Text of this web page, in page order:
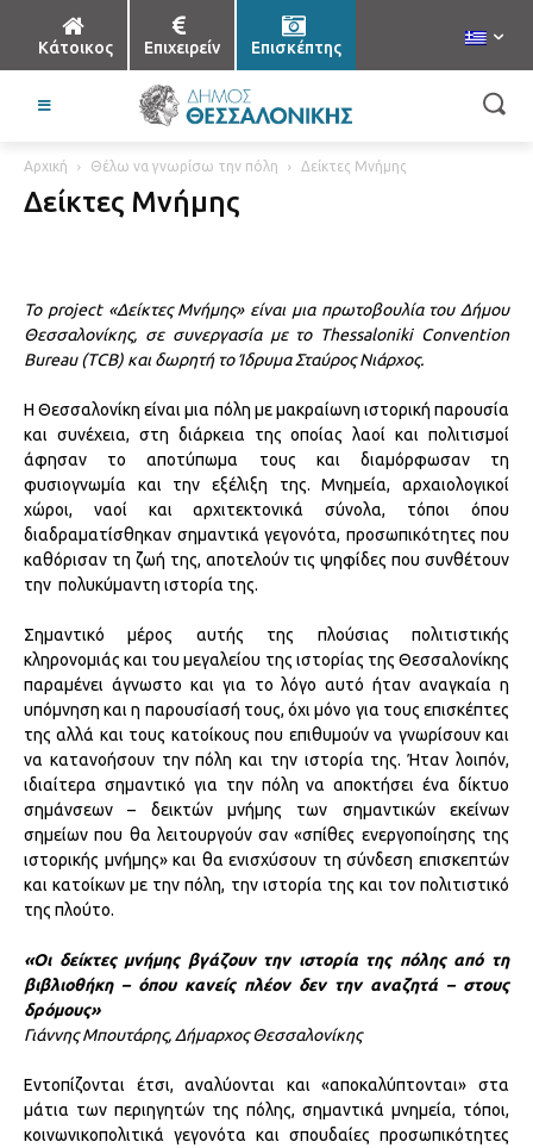
Κάτοικος Επιχειρείν Επισκέπτης
Αρχική Θέλω να γνωρίσω την πόλη Δείκτες Μνήμης
Δείκτες Μνήμης
Το project«Δείκτες Μνήμης» είναι μια πρωτοβουλία του Δήμου
Θεσσαλονίκης, σε συνεργασία με το Thessaloniki Convention
Bureau(TCB) και δωρητή το Ίδρυμα Σταύρος Νιάρχος.
Η Θεσσαλονίκη είναι μια πόλη με μακραίωνη ιστορική παρουσία
και συνέχεια, στη διάρκεια της οποίας λαοί και πολιτισμοί
άφησαν το αποτύπωμα τους και διαμόρφωσαν τη
φυσιογνωμία και την εξέλιξη της. Μνημεία, αρχαιολογικοί
χώροι, ναοί και αρχιτεκτονικά σύνολα, τόποι όπου
διαδραματίσθηκαν σημαντικά γεγονότα, προσωπικότητες που
καθόρισαν τη ζωή της, αποτελούν τις ψηφίδες που συνθέτουν
την πολυκύμαντη ιστορία της.
Σημαντικό μέρος αυτής της πλούσιας πολιτιστικής
κληρονομιάς και του μεγαλείου της ιστορίας της Θεσσαλονίκης
παραμένει άγνωστο και για το λόγο αυτό ήταν αναγκαία η
υπόμνηση και η παρουσίασή τους, όχι μόνο για τους επισκέπτες
της αλλά και τους κατοίκους που επιθυμούν να γνωρίσουν και
να κατανοήσουν την πόλη και την ιστορία της. Ήταν λοιπόν,
ιδιαίτερα σημαντικό για την πόλη να αποκτήσει ένα δίκτυο
σημάνσεων – δεικτών μνήμης των σημαντικών εκείνων
σημείων που θα λειτουργούν σαν «σπίθες ενεργοποίησης της
ιστορικής μνήμης» και θα ενισχύσουν τη σύνδεση επισκεπτών
και κατοίκων με την πόλη, την ιστορία της και τον πολιτιστικό
της πλούτο.
«Οι δείκτες μνήμης βγάζουν την ιστορία της πόλης από τη
βιβλιοθήκη – όπου κανείς πλέον δεν την αναζητά – στους
δρόμους»
Γιάννης Μπουτάρης, Δήμαρχος Θεσσαλονίκης
Εντοπίζονται έτσι, αναλύονται και «αποκαλύπτονται» στα
μάτια των περιηγητών της πόλης, σημαντικά μνημεία, τόποι,
κοινωνικοπολιτικά γεγονότα και σπουδαίες προσωπικότητες